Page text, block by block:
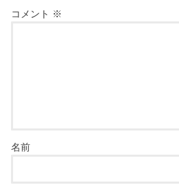
コメント ※
名前